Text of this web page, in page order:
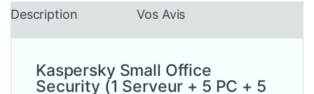
Description Vos Avis
Kaspersky Small Office
Security (1 Serveur + 5 PC + 5